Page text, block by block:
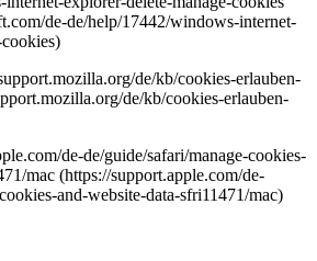
de-de/help/17442/windows-internet-
de/kb/cookies-erlauben-
de/kb/cookies-erlauben-
de-de/guide/safari/manage-cookies-
mac (https://support.apple.com/de-
and-website-data-sfri11471/mac)